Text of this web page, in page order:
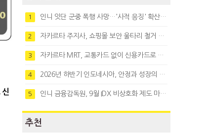
신
1 인니 잇단 군중 폭행 사망…'사적 응징' 확산에 법치 우려
2 자카르타 주지사, 쇼핑몰 보안 울타리 철거 요청…"치안 문제없다"
3 자카르타 MRT, 교통카드 없이 신용카드로 바로 탄다
4 2026년 하반기 인도네시아, 안정과 성장의 시험대
5 인니 금융감독원, 9월 IDX 비상호화 제도 마련…주식회사 전환 본격화
추천